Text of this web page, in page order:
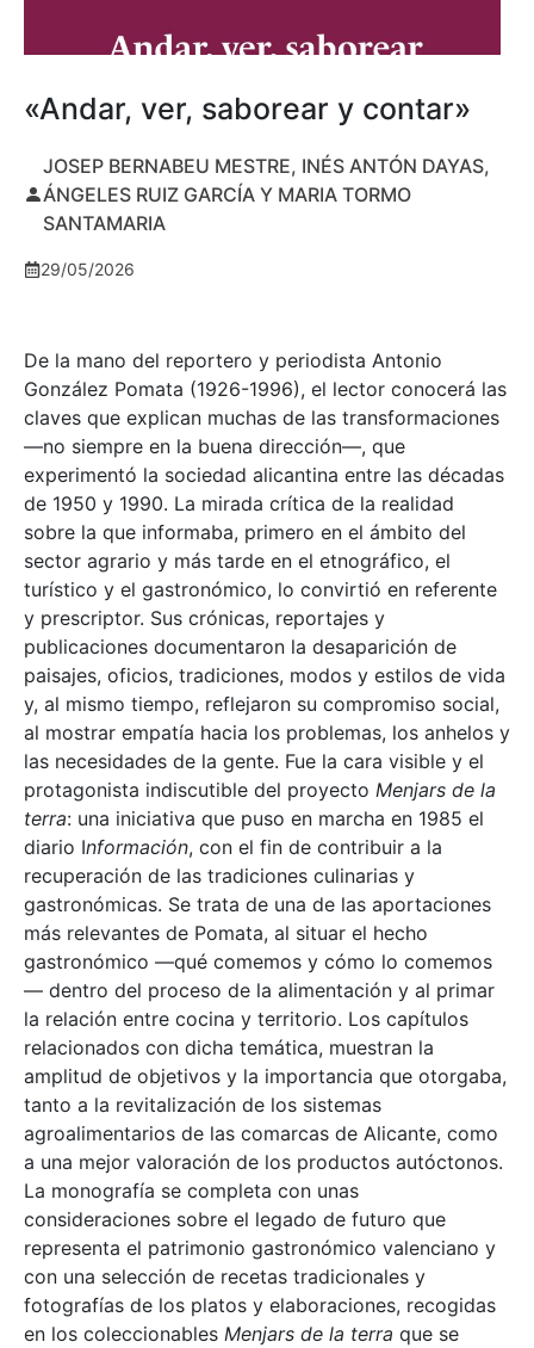
«Andar, ver, saborear y contar»
JOSEP BERNABEU MESTRE, INÉS ANTÓN DAYAS,
ÁNGELES RUIZ GARCÍA Y MARIA TORMO
SANTAMARIA
29/05/2026
De la mano del reportero y periodista Antonio
González Pomata (1926-1996), el lector conocerá las
claves que explican muchas de las transformaciones
—no siempre en la buena dirección—, que
experimentó la sociedad alicantina entre las décadas
de 1950 y 1990. La mirada crítica de la realidad
sobre la que informaba, primero en el ámbito del
sector agrario y más tarde en el etnográfico, el
turístico y el gastronómico, lo convirtió en referente
y prescriptor. Sus crónicas, reportajes y
publicaciones documentaron la desaparición de
paisajes, oficios, tradiciones, modos y estilos de vida
y, al mismo tiempo, reflejaron su compromiso social,
al mostrar empatía hacia los problemas, los anhelos y
las necesidades de la gente. Fue la cara visible y el
protagonista indiscutible del proyecto Menjars de la
terra: una iniciativa que puso en marcha en 1985 el
diario Información, con el fin de contribuir a la
recuperación de las tradiciones culinarias y
gastronómicas. Se trata de una de las aportaciones
más relevantes de Pomata, al situar el hecho
gastronómico —qué comemos y cómo lo comemos
— dentro del proceso de la alimentación y al primar
la relación entre cocina y territorio. Los capítulos
relacionados con dicha temática, muestran la
amplitud de objetivos y la importancia que otorgaba,
tanto a la revitalización de los sistemas
agroalimentarios de las comarcas de Alicante, como
a una mejor valoración de los productos autóctonos.
La monografía se completa con unas
consideraciones sobre el legado de futuro que
representa el patrimonio gastronómico valenciano y
con una selección de recetas tradicionales y
fotografías de los platos y elaboraciones, recogidas
en los coleccionables Menjars de la terra que se